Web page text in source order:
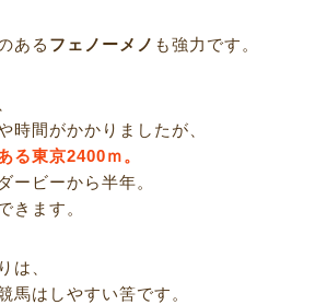
ある フェノーメノ も強力です。
時間がかかりましたが、
る東京2400ｍ。
ービーから半年。
きます。
は、
馬はしやすい筈です。